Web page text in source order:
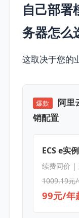
自己部署
务器怎么
这取决于您的
爆款
阿里
销配置
ECS e实
续费同价 |
1009.19元
99元/年